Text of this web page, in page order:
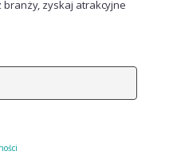
branży, zyskaj atrakcyjne